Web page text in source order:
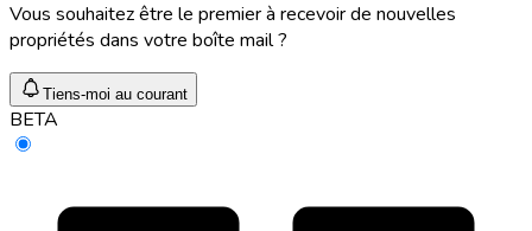
Vous souhaitez être le premier à recevoir de nouvelles
propriétés dans votre boîte mail ?
Tiens-moi au courant
BETA